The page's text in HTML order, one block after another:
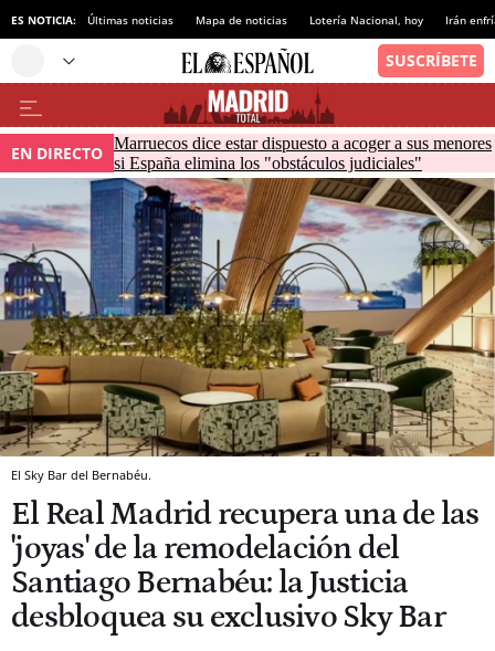
ES NOTICIA: Últimas noticias Mapa de noticias Lotería Nacional, hoy Irán
EN DIRECTO Marruecos dice estar dispuesto a acoger a sus menores
si España elimina los "obstáculos judiciales"
El Sky Bar del Bernabéu.
El Real Madrid recupera una de las
'joyas' de la remodelación del
Santiago Bernabéu: la Justicia
desbloquea su exclusivo Sky Bar